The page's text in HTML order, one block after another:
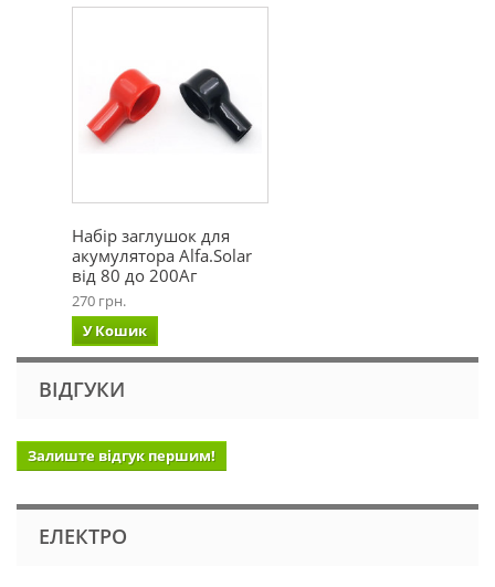
Набір заглушок для
акумулятора Alfa.Solar
від 80 до 200Аг
270 грн.
У Кошик
ВІДГУКИ
Залиште відгук першим!
ЕЛЕКТРО